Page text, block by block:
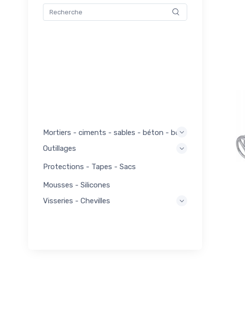
Mortiers - ciments - sables - béton - bois
Outillages
Protections - Tapes - Sacs
Mousses - Silicones
Visseries - Chevilles